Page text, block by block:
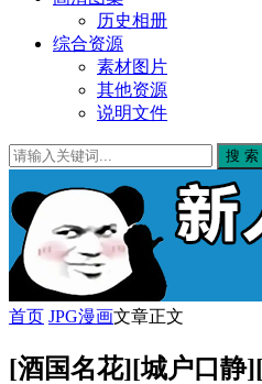
历史相册
综合资源
素材图片
其他资源
说明文件
搜 索
首页 JPG漫画文章正文
[酒国名花][城户口静